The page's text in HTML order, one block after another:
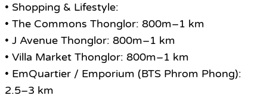
• Shopping & Lifestyle:
• The Commons Thonglor: 800m–1 km
• J Avenue Thonglor: 800m–1 km
• Villa Market Thonglor: 800m–1 km
• EmQuartier / Emporium (BTS Phrom Phong):
2.5–3 km